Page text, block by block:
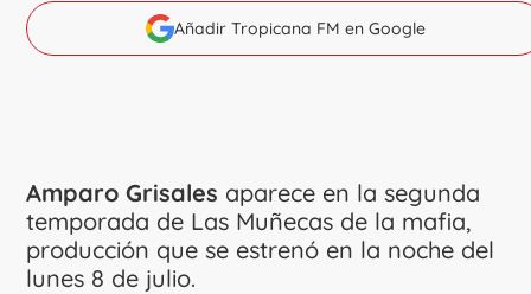
Añadir Tropicana FM en Google
Amparo Grisales aparece en la segunda
temporada de Las Muñecas de la mafia,
producción que se estrenó en la noche del
lunes 8 de julio.